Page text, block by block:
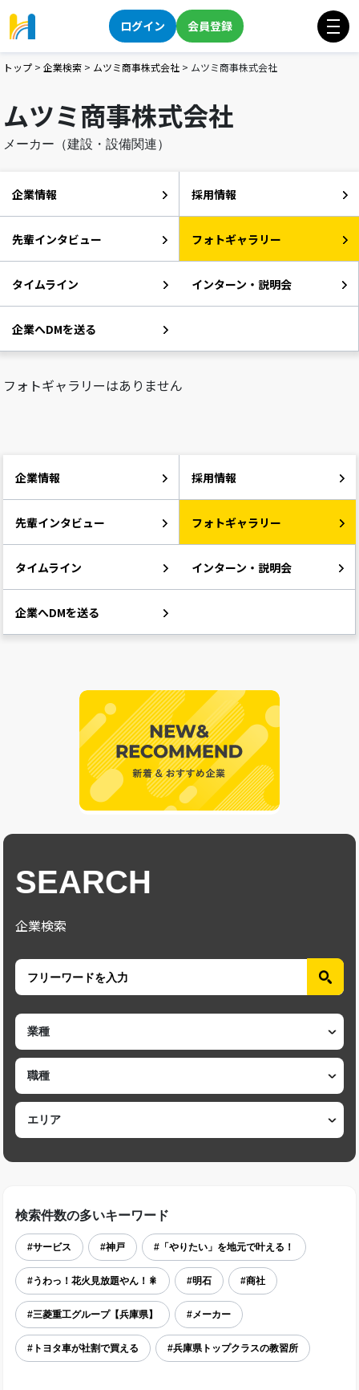
ログイン 会員登録
トップ > 企業検索 > ムツミ商事株式会社 > ムツミ商事株式会社
ムツミ商事株式会社
メーカー（建設・設備関連）
企業情報 採用情報
先輩インタビュー フォトギャラリー
タイムライン インターン・説明会
企業へDMを送る
フォトギャラリーはありません
企業情報 採用情報
先輩インタビュー フォトギャラリー
タイムライン インターン・説明会
企業へDMを送る
SEARCH
企業検索
検索件数の多いキーワード
#サービス #神戸 #「やりたい」を地元で叶える！
#うわっ！花火見放題やん！🎇 #明石 #商社
#三菱重工グループ【兵庫県】 #メーカー
#トヨタ車が社割で買える #兵庫県トップクラスの教習所